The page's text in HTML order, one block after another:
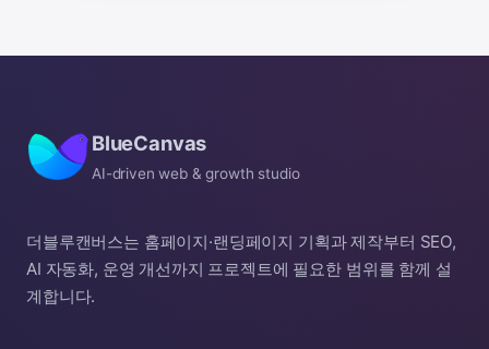
BlueCanvas
AI-driven web & growth studio
더블루캔버스는 홈페이지·랜딩페이지 기획과 제작부터 SEO,
AI 자동화, 운영 개선까지 프로젝트에 필요한 범위를 함께 설
계합니다.